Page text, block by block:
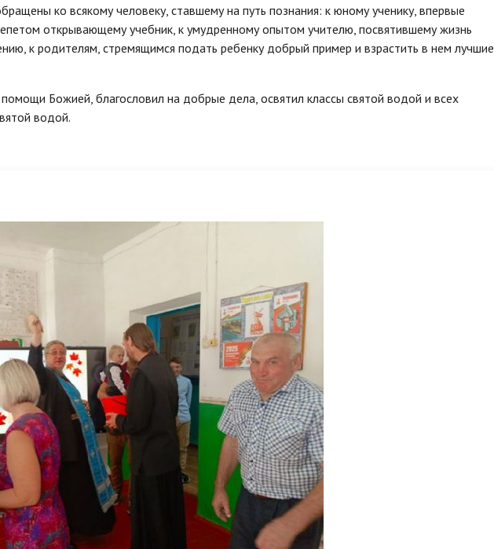
ко всякому человеку, ставшему на путь познания: к юному ученику, впервые
открывающему учебник, к умудренному опытом учителю, посвятившему жизнь
к родителям, стремящимся подать ребенку добрый пример и взрастить в нем лучшие
Божией, благословил на добрые дела, освятил классы святой водой и всех
водой.